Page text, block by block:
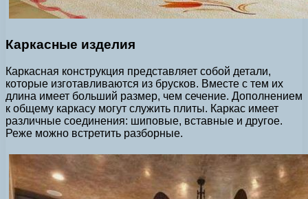
Каркасные изделия
Каркасная конструкция представляет собой детали,
которые изготавливаются из брусков. Вместе с тем их
длина имеет больший размер, чем сечение. Дополнением
к общему каркасу могут служить плиты. Каркас имеет
различные соединения: шиповые, вставные и другое.
Реже можно встретить разборные.